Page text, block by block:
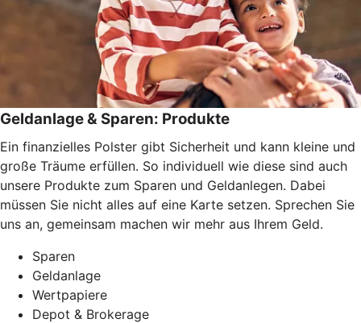
Geldanlage & Sparen: Produkte
Ein finanzielles Polster gibt Sicherheit und kann kleine und
große Träume erfüllen. So individuell wie diese sind auch
unsere Produkte zum Sparen und Geldanlegen. Dabei
müssen Sie nicht alles auf eine Karte setzen. Sprechen Sie
uns an, gemeinsam machen wir mehr aus Ihrem Geld.
Sparen
Geldanlage
Wertpapiere
Depot & Brokerage